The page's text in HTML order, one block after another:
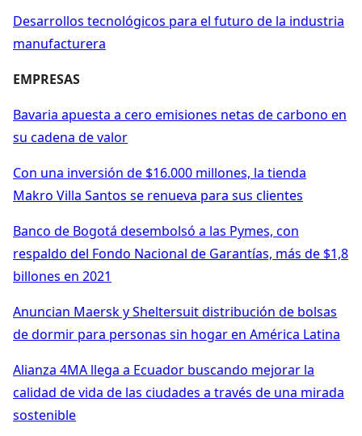
Desarrollos tecnológicos para el futuro de la industria
manufacturera
EMPRESAS
Bavaria apuesta a cero emisiones netas de carbono en
su cadena de valor
Con una inversión de $16.000 millones, la tienda
Makro Villa Santos se renueva para sus clientes
Banco de Bogotá desembolsó a las Pymes, con
respaldo del Fondo Nacional de Garantías, más de $1,8
billones en 2021
Anuncian Maersk y Sheltersuit distribución de bolsas
de dormir para personas sin hogar en América Latina
Alianza 4MA llega a Ecuador buscando mejorar la
calidad de vida de las ciudades a través de una mirada
sostenible